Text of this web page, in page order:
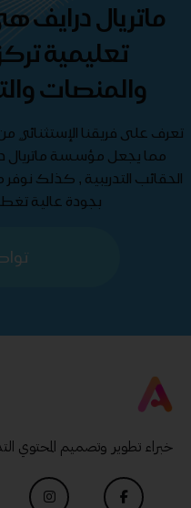
ماتريال
تعليمية
والمنصات
تعرف على فريقنا الإستثنائي
مما يجعل مؤسسة ماتريال
الحقائب التدريبية , كذلك
بجودة عالية
خبراء تطوير وتصميم المحتوي